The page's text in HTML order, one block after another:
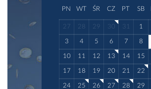
PN WT ŚR CZ PT SB
27 28 29 30 31 1
3 4 5 6 7 8
10 11 12 13 14 15
17 18 19 20 21 22
24 25 26 27 28 29